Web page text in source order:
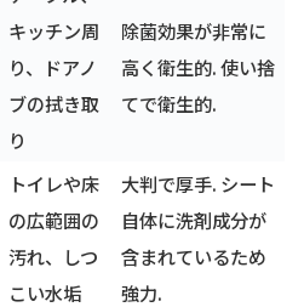
キッチン周
り、ドアノ
ブの拭き取
り
除菌効果が非常に
高く衛生的. 使い捨
てで衛生的.
トイレや床
の広範囲の
汚れ、しつ
こい水垢
大判で厚手. シート
自体に洗剤成分が
含まれているため
強力.